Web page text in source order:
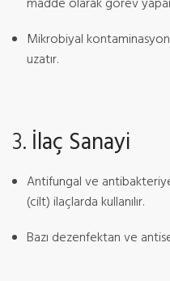
madde olarak görev
Mikrobiyal
uzatır.
3. İlaç Sanayi
Antifungal ve
(cilt) ilaçlarda kullanılır.
Bazı dezenfektan ve